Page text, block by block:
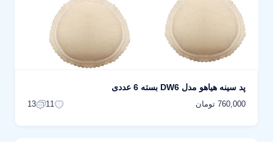
پد سینه هیاهو مدل DW6 بسته 6 عددی
760,000 تومان 11
13